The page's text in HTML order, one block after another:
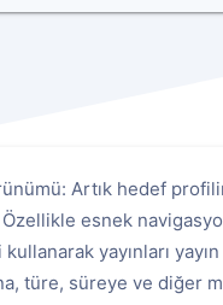
Artık hedef
esnek
yayınları yayın
türe, süreye ve diğer